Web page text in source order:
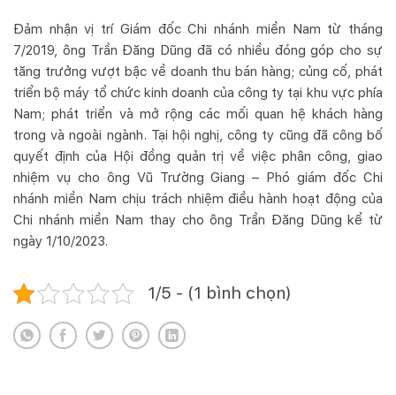
Đảm nhận vị trí Giám đốc Chi nhánh miền Nam từ tháng
7/2019, ông Trần Đăng Dũng đã có nhiều đóng góp cho sự
tăng trưởng vượt bậc về doanh thu bán hàng; củng cố, phát
triển bộ máy tổ chức kinh doanh của công ty tại khu vực phía
Nam; phát triển và mở rộng các mối quan hệ khách hàng
trong và ngoài ngành. Tại hội nghị, công ty cũng đã công bố
quyết định của Hội đồng quản trị về việc phân công, giao
nhiệm vụ cho ông Vũ Trường Giang – Phó giám đốc Chi
nhánh miền Nam chịu trách nhiệm điều hành hoạt động của
Chi nhánh miền Nam thay cho ông Trần Đăng Dũng kể từ
ngày 1/10/2023.
1/5 - (1 bình chọn)